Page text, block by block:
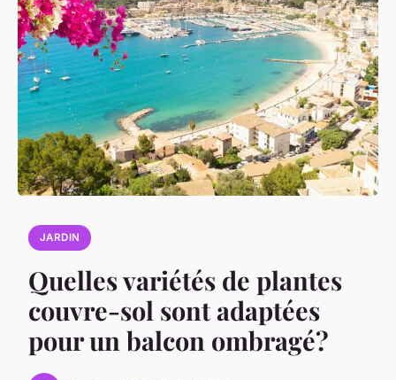
JARDIN
Quelles variétés de plantes
couvre-sol sont adaptées
pour un balcon ombragé?